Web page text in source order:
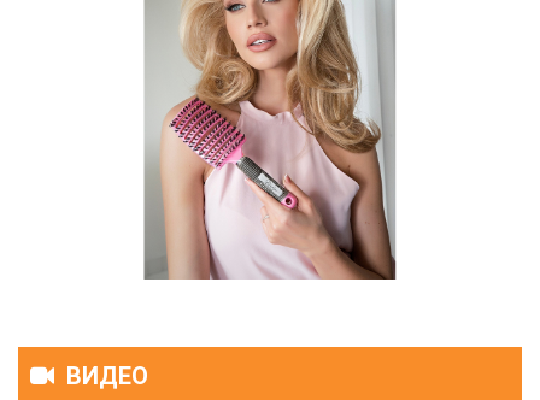
ВИДЕО